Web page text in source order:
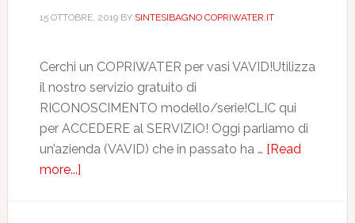
15 OTTOBRE, 2019BY SINTESIBAGNO COPRIWATER.IT
Cerchi un COPRIWATER per vasi VAVID!Utilizza
il nostro servizio gratuito di
RICONOSCIMENTO modello/serie!CLIC qui
per ACCEDERE al SERVIZIO! Oggi parliamo di
un’azienda (VAVID) che in passato ha … [Read
more...]